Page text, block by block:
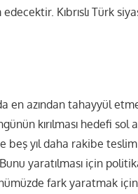
Kıbrıslı Türk
en azından tahayyül
kırılması hedefi sol
beş yıl daha rakibe
yaratılması için
fark yaratmak